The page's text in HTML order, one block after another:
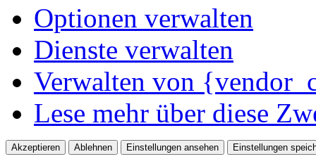
Optionen verwalten
Dienste verwalten
Verwalten von
Lese mehr über diese
Akzeptieren Ablehnen Einstellungen ansehen Einstellungen